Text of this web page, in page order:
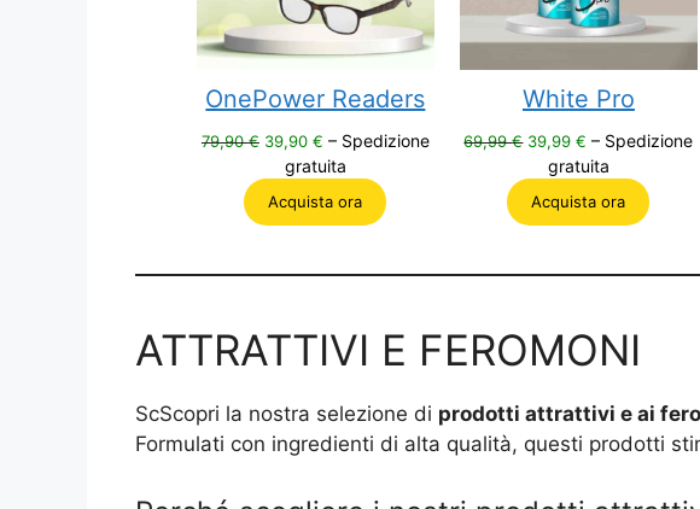
OnePower Readers
79,90€ Il
prezzo
originale
era:
79,90 €.
39,90 €Il
prezzo
attuale
è:
39,90 €.
– Spedizione
gratuita
Acquista ora
White Pro
69,99€ Il
prezzo
originale
era:
69,99 €.
39,99€ Il
prezzo
attuale
è:
39,99 €.
– Spedizione
gratuita
Acquista ora
ATTRATTIVI E FEROMONI
ScScopri la nostra selezione di prodotti attrattivi e ai
Formulati con ingredienti di alta qualità, questi prodotti